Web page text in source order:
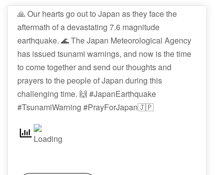
🙏 Our hearts go out to Japan as they face the
aftermath of a devastating 7.6 magnitude
earthquake. 🌊 The Japan Meteorological Agency
has issued tsunami warnings, and now is the time
to come together and send our thoughts and
prayers to the people of Japan during this
challenging time. 🙌 #JapanEarthquake
#TsunamiWarning #PrayForJapan🇯🇵